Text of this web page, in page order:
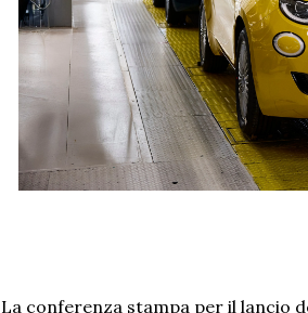
La conferenza stampa per il lancio